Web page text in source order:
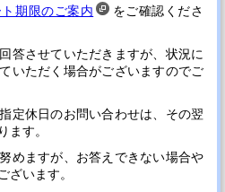
期限のご案内
をご確認くださ
答させていただきますが、状況に
いただく場合がございますのでご
定休日のお問い合わせは、その翌
ます。
めますが、お答えできない場合や
ざいます。